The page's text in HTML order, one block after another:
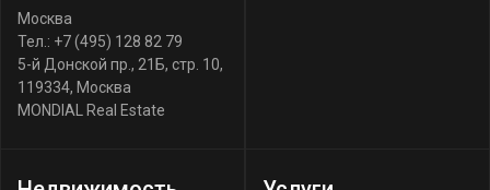
Москва
Тел.: +7 (495) 128 82 79
5-й Донской пр., 21Б, стр. 10,
119334, Москва
MONDIAL Real Estate